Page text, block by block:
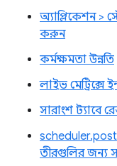
অ্যাপ্লিকেশন >
করুন
কর্মক্ষমতা উন্নতি
লাইভ মেট্রিক্সে
সারাংশ ট্যাবে
তীরগুলির জন্য